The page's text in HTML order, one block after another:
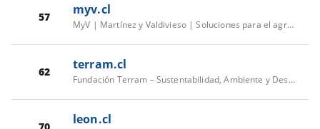
57 myv.cl
MyV | Martínez y Valdivieso | Soluciones para el agro | Página de Inicio
62 terram.cl
Fundación Terram – Sustentabilidad, Ambiente y Desarrollo
leon.cl